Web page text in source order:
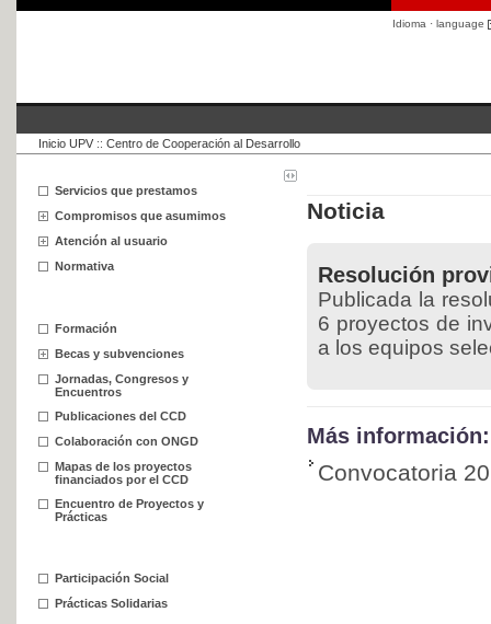
Idioma · language
Inicio UPV :: Centro de Cooperación al Desarrollo
Servicios que prestamos
Compromisos que asumimos
Atención al usuario
Normativa
Formación
Becas y subvenciones
Jornadas, Congresos y
Encuentros
Publicaciones del CCD
Colaboración con ONGD
Mapas de los proyectos
financiados por el CCD
Encuentro de Proyectos y
Prácticas
Participación Social
Prácticas Solidarias
Noticia
Resolución
Publicada la
6 proyectos de
a los equipos
Más información:
Convocatoria